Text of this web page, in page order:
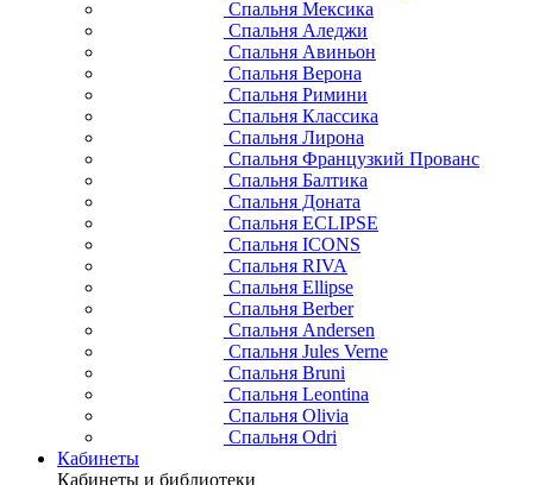
Спальня Мексика
Спальня Аледжи
Спальня Авиньон
Спальня Верона
Спальня Римини
Спальня Классика
Спальня Лирона
Спальня Французкий Прованс
Спальня Балтика
Спальня Доната
Спальня ECLIPSE
Спальня ICONS
Спальня RIVA
Спальня Ellipse
Спальня Berber
Спальня Andersen
Спальня Jules Verne
Спальня Bruni
Спальня Leontina
Спальня Olivia
Спальня Odri
Кабинеты
Кабинеты и библиотеки